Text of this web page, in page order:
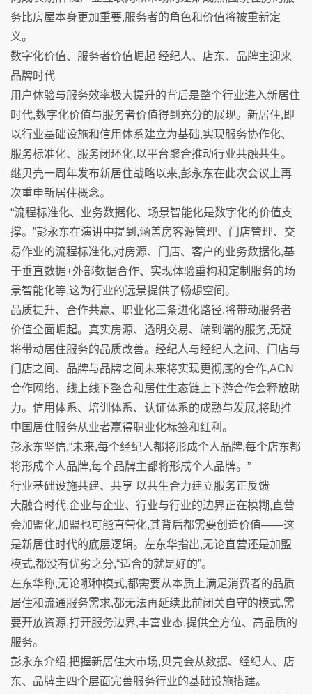
务比房屋本身更加重要,服务者的角色和价值将被重新定
义。
数字化价值、服务者价值崛起 经纪人、店东、品牌主迎来
品牌时代
用户体验与服务效率极大提升的背后是整个行业进入新居住
时代,数字化价值与服务者价值得到充分的展现。新居住,即
以行业基础设施和信用体系建立为基础,实现服务协作化、
服务标准化、服务闭环化,以平台聚合推动行业共融共生。
继贝壳一周年发布新居住战略以来,彭永东在此次会议上再
次重申新居住概念。
“流程标准化、业务数据化、场景智能化是数字化的价值支
撑。”彭永东在演讲中提到,涵盖房客源管理、门店管理、交
易作业的流程标准化,对房源、门店、客户的业务数据化,基
于垂直数据+外部数据合作、实现体验重构和定制服务的场
景智能化等,这为行业的远景提供了畅想空间。
品质提升、合作共赢、职业化三条进化路径,将带动服务者
价值全面崛起。真实房源、透明交易、端到端的服务,无疑
将带动居住服务的品质改善。经纪人与经纪人之间、门店与
门店之间、品牌与品牌之间未来将实现更彻底的合作,ACN
合作网络、线上线下整合和居住生态链上下游合作会释放助
力。信用体系、培训体系、认证体系的成熟与发展,将助推
中国居住服务从业者赢得职业化标签和红利。
彭永东坚信,“未来,每个经纪人都将形成个人品牌,每个店东都
将形成个人品牌,每个品牌主都将形成个人品牌。”
行业基础设施共建、共享 以共生合力建立服务正反馈
大融合时代,企业与企业、行业与行业的边界正在模糊,直营
会加盟化,加盟也可能直营化,其背后都需要创造价值——这
是新居住时代的底层逻辑。左东华指出,无论直营还是加盟
模式,都没有优劣之分,“适合的就是好的”。
左东华称,无论哪种模式,都需要从本质上满足消费者的品质
居住和流通服务需求,都无法再延续此前闭关自守的模式,需
要开放资源,打开服务边界,丰富业态,提供全方位、高品质的
服务。
彭永东介绍,把握新居住大市场,贝壳会从数据、经纪人、店
东、品牌主四个层面完善服务行业的基础设施搭建。